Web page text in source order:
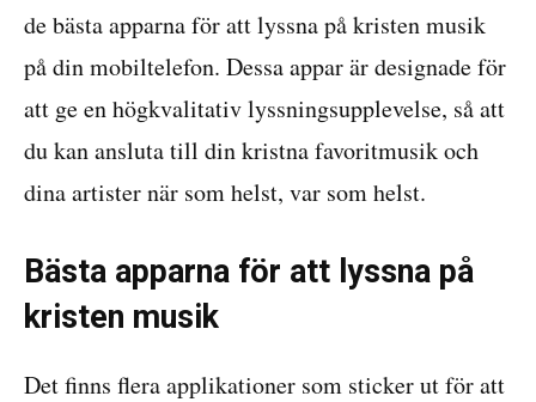
de bästa apparna för att lyssna på kristen musik
på din mobiltelefon. Dessa appar är designade för
att ge en högkvalitativ lyssningsupplevelse, så att
du kan ansluta till din kristna favoritmusik och
dina artister när som helst, var som helst.
Bästa apparna för att lyssna på
kristen musik
Det finns flera applikationer som sticker ut för att